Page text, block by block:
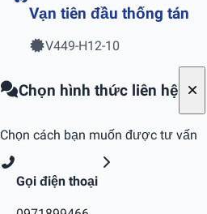
Vạn tiên đầu thống tán
V449-H12-10
Chọn hình thức liên hệ
Chọn cách bạn muốn được tư vấn
Gọi điện thoại